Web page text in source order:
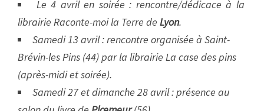
Le 4 avril en soirée : rencontre/dédicace à la
librairie Raconte-moi la Terre de Lyon.
Samedi 13 avril : rencontre organisée à Saint-
Brévin-les Pins (44) par la librairie La case des pins
(après-midi et soirée).
Samedi 27 et dimanche 28 avril : présence au